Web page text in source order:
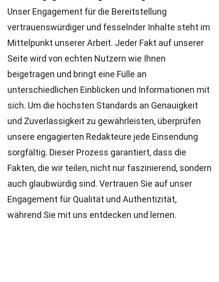
Unser Engagement für die Bereitstellung
vertrauenswürdiger und fesselnder Inhalte steht im
Mittelpunkt unserer Arbeit. Jeder Fakt auf unserer
Seite wird von echten Nutzern wie Ihnen
beigetragen und bringt eine Fülle an
unterschiedlichen Einblicken und Informationen mit
sich. Um die höchsten Standards an Genauigkeit
und Zuverlässigkeit zu gewährleisten, überprüfen
unsere engagierten Redakteure jede Einsendung
sorgfältig. Dieser Prozess garantiert, dass die
Fakten, die wir teilen, nicht nur faszinierend, sondern
auch glaubwürdig sind. Vertrauen Sie auf unser
Engagement für Qualität und Authentizität,
während Sie mit uns entdecken und lernen.